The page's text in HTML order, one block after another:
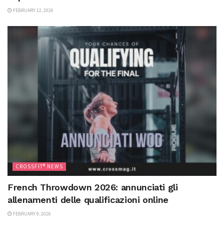
FEBRUARY 12, 2026
CROSSFIT® NEWS
French Throwdown 2026: annunciati gli
allenamenti delle qualificazioni online
FEBRUARY 9, 2026